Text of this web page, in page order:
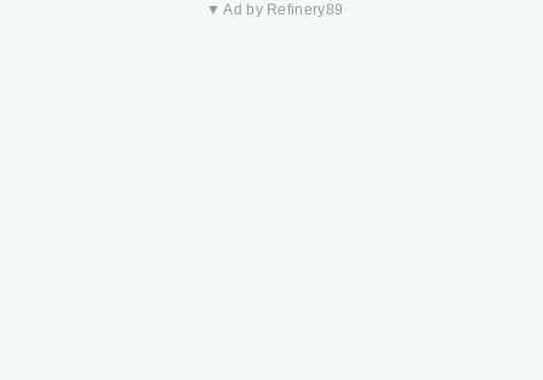
▼ Ad by Refinery89